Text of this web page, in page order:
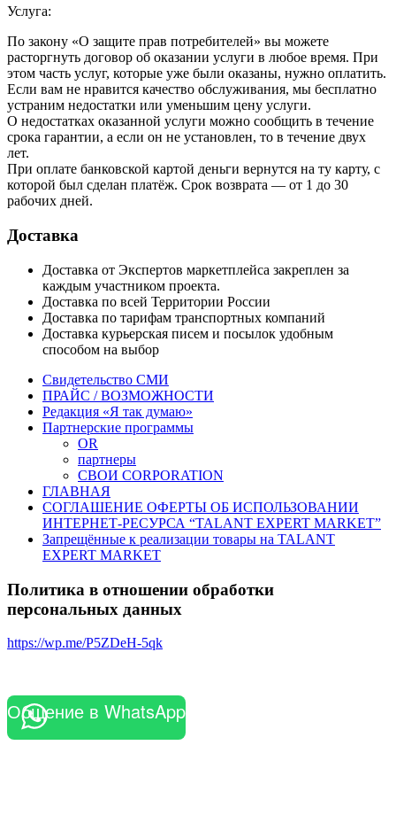
Услуга:
По закону «О защите прав потребителей» вы можете
расторгнуть договор об оказании услуги в любое время. При
этом часть услуг, которые уже были оказаны, нужно оплатить.
Если вам не нравится качество обслуживания, мы бесплатно
устраним недостатки или уменьшим цену услуги.
О недостатках оказанной услуги можно сообщить в течение
срока гарантии, а если он не установлен, то в течение двух
лет.
При оплате банковской картой деньги вернутся на ту карту, с
которой был сделан платёж. Срок возврата — от 1 до 30
рабочих дней.
Доставка
Доставка от Экспертов маркетплейса закреплен за
каждым участником проекта.
Доставка по всей Территории России
Доставка по тарифам транспортных компаний
Доставка курьерская писем и посылок удобным
способом на выбор
Свидетельство СМИ
ПРАЙС / ВОЗМОЖНОСТИ
Редакция «Я так думаю»
Партнерские программы
OR
партнеры
СВОИ CORPORATION
ГЛАВНАЯ
СОГЛАШЕНИЕ ОФЕРТЫ ОБ ИСПОЛЬЗОВАНИИ
ИНТЕРНЕТ-РЕСУРСА “TALANT EXPERT MARKET”
Запрещённые к реализации товары на TALANT
EXPERT MARKET
Политика в отношении обработки
персональных данных
https://wp.me/P5ZDeH-5qk
Общение в WhatsApp